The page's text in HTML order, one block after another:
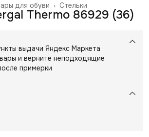
Стельки
для обуви ›
Thermo 86929 (36)
выдачи Яндекс Маркета
и верните неподходящие
примерки